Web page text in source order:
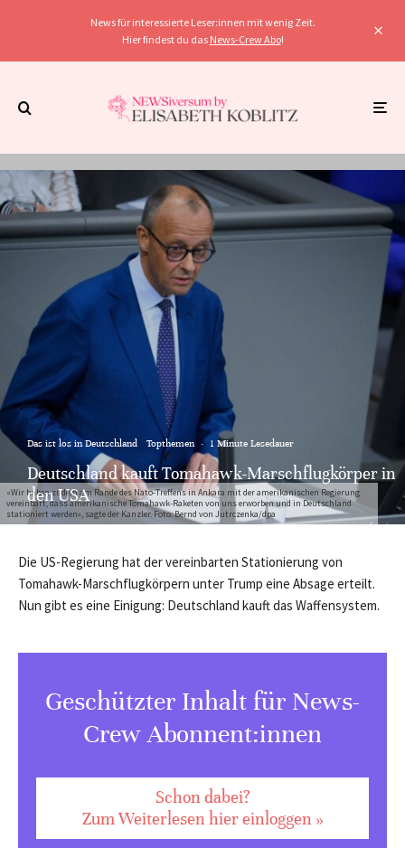
News für interessierte Leser:innen mit wenig Zeit.
Hier findest du das News-Crew Abo!
«Wir haben zudem am Rande des Nato-Treffens in Ankara mit der amerikanischen Regierung
vereinbart, dass amerikanische Tomahawk-Raketen von uns erworben und in Deutschland
stationiert werden», sagte der Kanzler. Foto: Bernd von Jutrczenka/dpa
Das ist los in Deutschland Topthemen · 1 Minute Lesedauer
Deutschland kauft Tomahawk-Marschflugkörper in
den USA
Die US-Regierung hat der vereinbarten Stationierung von
Tomahawk-Marschflugkörpern unter Trump eine Absage erteilt.
Nun gibt es eine Einigung: Deutschland kauft das Waffensystem.
Geschützter Inhalt für News-
Crew Abonnent:innen
Schon dabei?
Zum Weiterlesen hier einloggen »